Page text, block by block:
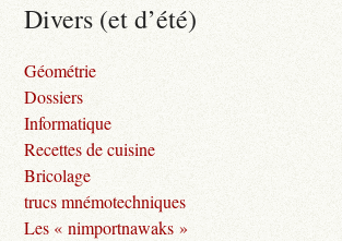
Divers (et d’été)
Géométrie
Dossiers
Informatique
Recettes de cuisine
Bricolage
trucs mnémotechniques
Les « nimportnawaks »